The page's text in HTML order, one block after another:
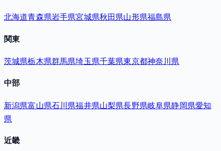
北海道青森県岩手県宮城県秋田県山形県福島県
関東
茨城県栃木県群馬県埼玉県千葉県東京都神奈川県
中部
新潟県富山県石川県福井県山梨県長野県岐阜県静岡県愛知
県
近畿